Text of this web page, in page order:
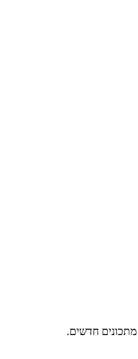
מתכונים חדשים.